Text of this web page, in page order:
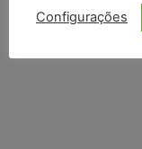
Configurações